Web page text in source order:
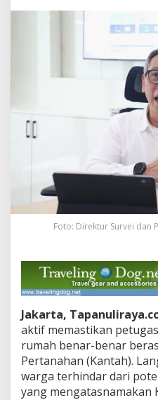
Nggak
Foto: Direktur Survei dan
Jakarta,
aktif memastikan
rumah benar-benar
Pertanahan (Kantah).
warga terhindar dari
yang mengatasnamakan